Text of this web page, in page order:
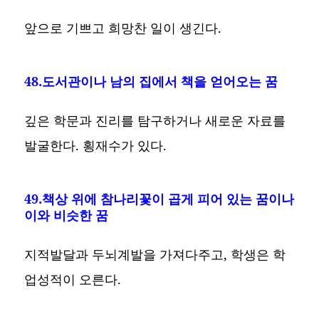
앞으로 기쁘고 희망찬 일이 생긴다.
48.도서관이나 남의 집에서 책을 얻어오는 꿈
깊은 학문과 진리를 탐구하거나 새로운 자료를
발굴한다. 횡재수가 있다.
49.책상 위에 참나리꽃이 곱게 피어 있는 꿈이나
이와 비슷한 꿈
지적발달과 두뇌계발을 가져다주고, 학생은 학
업성적이 오른다.